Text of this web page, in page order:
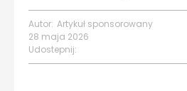
Autor: Artykuł sponsorowany
28 maja 2026
Udostepnij: